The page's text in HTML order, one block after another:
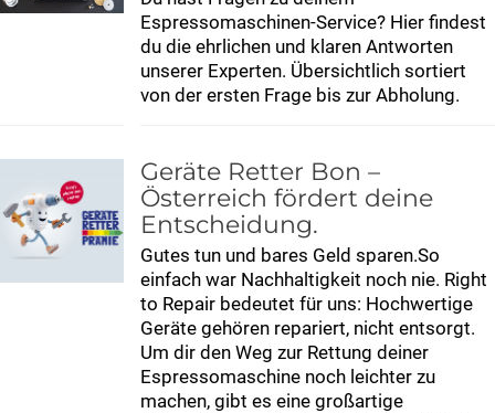
Espressomaschinen-Service? Hier findest
du die ehrlichen und klaren Antworten
unserer Experten. Übersichtlich sortiert
von der ersten Frage bis zur Abholung.
Geräte Retter Bon –
Österreich fördert deine
Entscheidung.
Gutes tun und bares Geld sparen.So
einfach war Nachhaltigkeit noch nie. Right
to Repair bedeutet für uns: Hochwertige
Geräte gehören repariert, nicht entsorgt.
Um dir den Weg zur Rettung deiner
Espressomaschine noch leichter zu
machen, gibt es eine großartige